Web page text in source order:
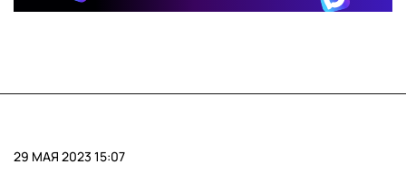
29 МАЯ 2023 15:07